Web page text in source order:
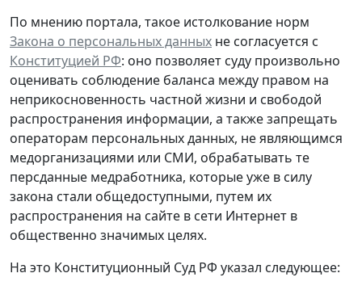
По мнению портала, такое истолкование норм
Закона о персональных данных не согласуется с
Конституцией РФ: оно позволяет суду произвольно
оценивать соблюдение баланса между правом на
неприкосновенность частной жизни и свободой
распространения информации, а также запрещать
операторам персональных данных, не являющимся
медорганизациями или СМИ, обрабатывать те
персданные медработника, которыеуже в силу
закона стали общедоступными, путем их
распространения на сайте в сети Интернет в
общественно значимых целях.
На это Конституционный Суд РФ указал следующее: